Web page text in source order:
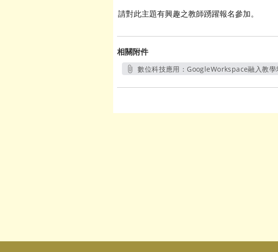
請對此主題有興趣之教師踴躍報名參加。
相關附件
數位科技應用：GoogleWorkspace融入教